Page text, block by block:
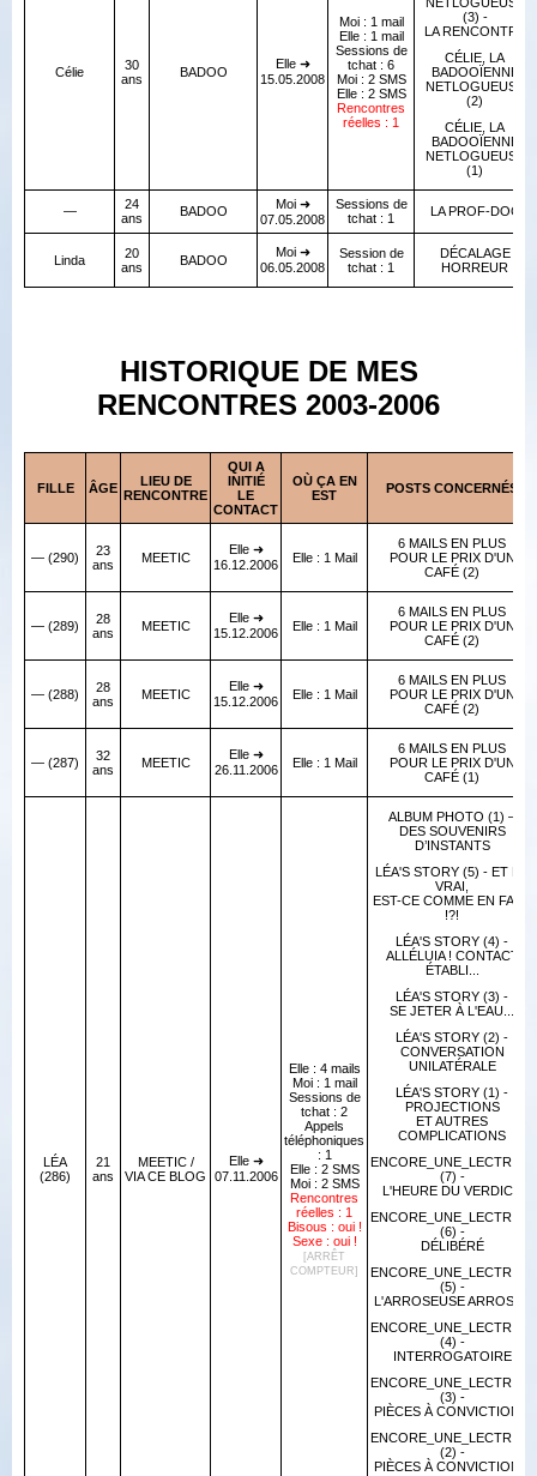
Célie
30
ans
BADOO
Elle ➜
15.05.2008
Moi : 1 mail
Elle : 1 mail
Sessions de
tchat : 6
Moi : 2 SMS
Elle : 2 SMS
Rencontres
réelles : 1
(3) -
LA RENCONTRE
CÉLIE, LA
BADOOÏENNE
NETLOGUEUSE
(2)
CÉLIE, LA
BADOOÏENNE
NETLOGUEUSE
(1)
—
24
ans
BADOO
Moi ➜
07.05.2008
Sessions de
tchat : 1
LA PROF-DOC
Linda
20
ans
BADOO
Moi ➜
06.05.2008
Session de
tchat : 1
DÉCALAGE
HORREUR
HISTORIQUE DE MES
RENCONTRES 2003-2006
FILLE ÂGE
LIEU DE
RENCONTRE
QUI A
INITIÉ
LE
CONTACT
OÙ ÇA EN
EST
POSTS CONCERNÉS
— (290)
23
ans
MEETIC
Elle ➜
16.12.2006
Elle : 1 Mail
6 MAILS EN PLUS
POUR LE PRIX D'UN
CAFÉ (2)
— (289)
28
ans
MEETIC
Elle ➜
15.12.2006
Elle : 1 Mail
6 MAILS EN PLUS
POUR LE PRIX D'UN
CAFÉ (2)
— (288)
28
ans
MEETIC
Elle ➜
15.12.2006
Elle : 1 Mail
6 MAILS EN PLUS
POUR LE PRIX D'UN
CAFÉ (2)
— (287)
32
ans
MEETIC
Elle ➜
26.11.2006
Elle : 1 Mail
6 MAILS EN PLUS
POUR LE PRIX D'UN
CAFÉ (1)
LÉA
(286)
21
ans
MEETIC /
VIA CE BLOG
Elle ➜
07.11.2006
Elle : 4 mails
Moi : 1 mail
Sessions de
tchat : 2
Appels
téléphoniques
: 1
Elle : 2 SMS
Moi : 2 SMS
Rencontres
réelles : 1
Bisous : oui !
Sexe : oui !
[ARRÊT
COMPTEUR]
ALBUM PHOTO (1) –
DES SOUVENIRS
D’INSTANTS
LÉA'S STORY (5) - ET EN
VRAI,
EST-CE COMME EN FAUX
!?!
LÉA'S STORY (4) -
ALLÉLUIA ! CONTACT
ÉTABLI...
LÉA'S STORY (3) -
SE JETER À L'EAU...
LÉA'S STORY (2) -
CONVERSATION
UNILATÉRALE
LÉA'S STORY (1) -
PROJECTIONS
ET AUTRES
COMPLICATIONS
ENCORE_UNE_LECTRICE
(7) -
L'HEURE DU VERDICT
ENCORE_UNE_LECTRICE
(6) -
DÉLIBÉRÉ
ENCORE_UNE_LECTRICE
(5) -
L'ARROSEUSE ARROSÉE
ENCORE_UNE_LECTRICE
(4) -
INTERROGATOIRE
ENCORE_UNE_LECTRICE
(3) -
PIÈCES À CONVICTION 2
ENCORE_UNE_LECTRICE
(2) -
PIÈCES À CONVICTION 1